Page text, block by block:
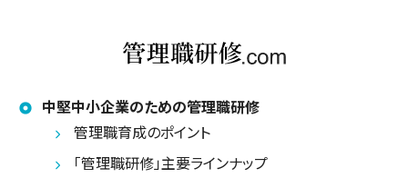
中堅中小企業のための管理職研修
管理職育成のポイント
「管理職研修」主要ラインナップ